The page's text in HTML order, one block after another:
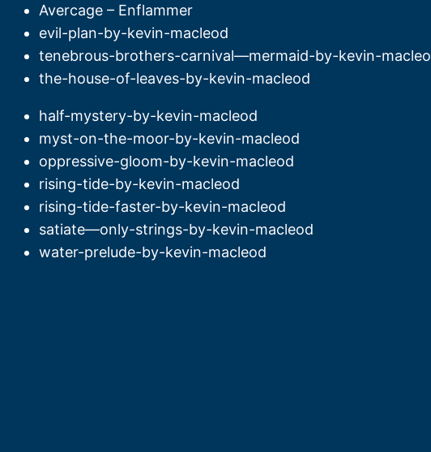
Avercage – Enflammer
evil-plan-by-kevin-macleod
tenebrous-brothers-carnival—mermaid-by-kevin-
the-house-of-leaves-by-kevin-macleod
half-mystery-by-kevin-macleod
myst-on-the-moor-by-kevin-macleod
oppressive-gloom-by-kevin-macleod
rising-tide-by-kevin-macleod
rising-tide-faster-by-kevin-macleod
satiate—only-strings-by-kevin-macleod
water-prelude-by-kevin-macleod